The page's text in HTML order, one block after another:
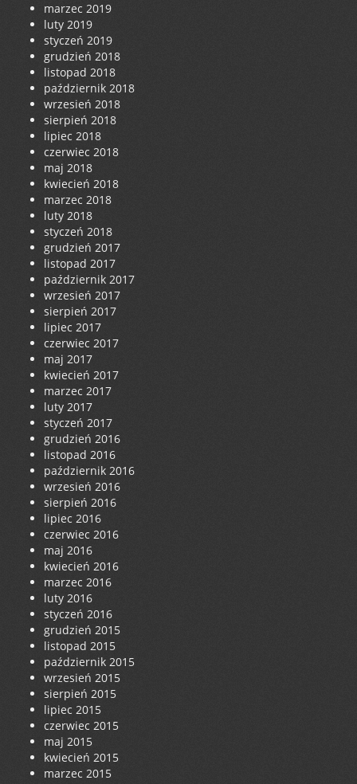
marzec 2019
luty 2019
styczeń 2019
grudzień 2018
listopad 2018
październik 2018
wrzesień 2018
sierpień 2018
lipiec 2018
czerwiec 2018
maj 2018
kwiecień 2018
marzec 2018
luty 2018
styczeń 2018
grudzień 2017
listopad 2017
październik 2017
wrzesień 2017
sierpień 2017
lipiec 2017
czerwiec 2017
maj 2017
kwiecień 2017
marzec 2017
luty 2017
styczeń 2017
grudzień 2016
listopad 2016
październik 2016
wrzesień 2016
sierpień 2016
lipiec 2016
czerwiec 2016
maj 2016
kwiecień 2016
marzec 2016
luty 2016
styczeń 2016
grudzień 2015
listopad 2015
październik 2015
wrzesień 2015
sierpień 2015
lipiec 2015
czerwiec 2015
maj 2015
kwiecień 2015
marzec 2015